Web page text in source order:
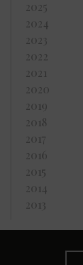
2025
2024
2023
2022
2021
2020
2019
2018
2017
2016
2015
2014
2013